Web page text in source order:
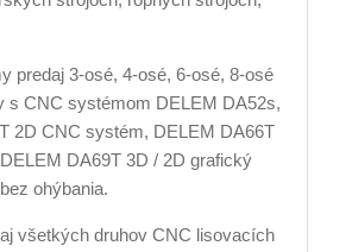
predaj 3-osé, 4-osé, 6-osé, 8-osé
s CNC systémom DELEM DA52s,
2D CNC systém, DELEM DA66T
DA69T 3D / 2D grafický
ohýbania.
všetkých druhov CNC lisovacích